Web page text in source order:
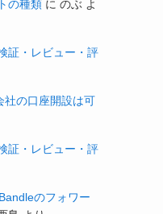
の種類 に のぶ よ
証・レビュー・評
社の口座開設は可
証・レビュー・評
のフォワー